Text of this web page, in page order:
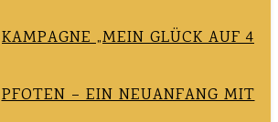
KAMPAGNE „MEIN GLÜCK AUF 4
PFOTEN – EIN NEUANFANG MIT